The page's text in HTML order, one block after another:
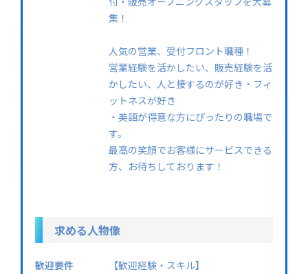
集！
人気の営業、受付フロント職種！
営業経験を活かしたい、販売経験を活
かしたい、人と接するのが好き・フィ
ットネスが好き
・英語が得意な方にぴったりの職場で
す。
最高の笑顔でお客様にサービスできる
方、お待ちしております！
求める人物像
歓迎要件
【歓迎経験・スキル】